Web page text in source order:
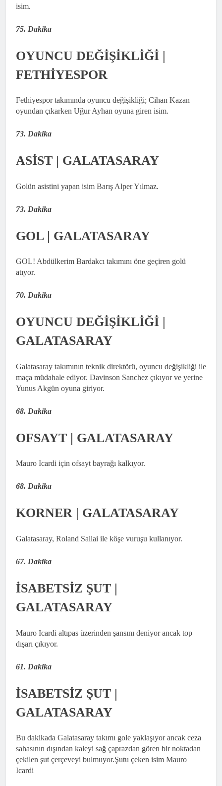
isim.
75. Dakika
OYUNCU DEĞİŞİKLİĞİ |
FETHİYESPOR
Fethiyespor takımında oyuncu değişikliği; Cihan Kazan
oyundan çıkarken Uğur Ayhan oyuna giren isim.
73. Dakika
ASİST | GALATASARAY
Golün asistini yapan isim Barış Alper Yılmaz.
73. Dakika
GOL | GALATASARAY
GOL! Abdülkerim Bardakcı takımını öne geçiren golü
atıyor.
70. Dakika
OYUNCU DEĞİŞİKLİĞİ |
GALATASARAY
Galatasaray takımının teknik direktörü, oyuncu değişikliği ile
maça müdahale ediyor. Davinson Sanchez çıkıyor ve yerine
Yunus Akgün oyuna giriyor.
68. Dakika
OFSAYT | GALATASARAY
Mauro Icardi için ofsayt bayrağı kalkıyor.
68. Dakika
KORNER | GALATASARAY
Galatasaray, Roland Sallai ile köşe vuruşu kullanıyor.
67. Dakika
İSABETSİZ ŞUT |
GALATASARAY
Mauro Icardi altıpas üzerinden şansını deniyor ancak top
dışarı çıkıyor.
61. Dakika
İSABETSİZ ŞUT |
GALATASARAY
Bu dakikada Galatasaray takımı gole yaklaşıyor ancak ceza
sahasının dışından kaleyi sağ çaprazdan gören bir noktadan
çekilen şut çerçeveyi bulmuyor.Şutu çeken isim Mauro
Icardi